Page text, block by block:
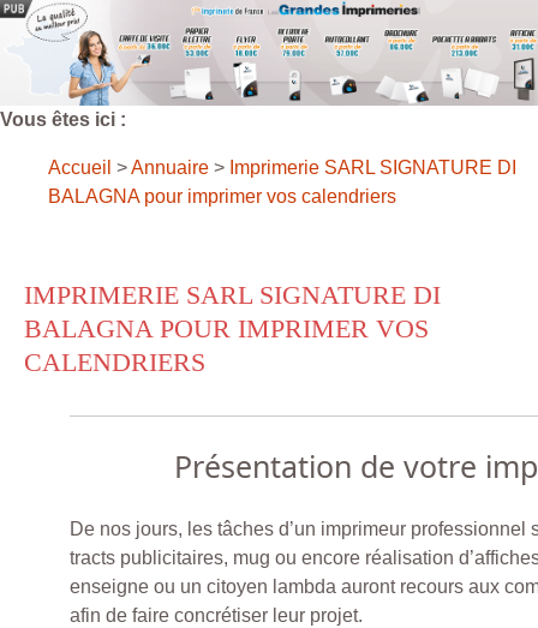
Vous êtes ici :
Accueil >Annuaire > Imprimerie SARL SIGNATURE DI
BALAGNA pour imprimer vos calendriers
IMPRIMERIE SARL SIGNATURE DI
BALAGNA POUR IMPRIMER VOS
CALENDRIERS
Présentation de votre
De nos jours, les tâches d’un imprimeur professionnel
tracts publicitaires, mug ou encore réalisation
enseigne ou un citoyen lambda auront recours aux
afin de faire concrétiser leur projet.